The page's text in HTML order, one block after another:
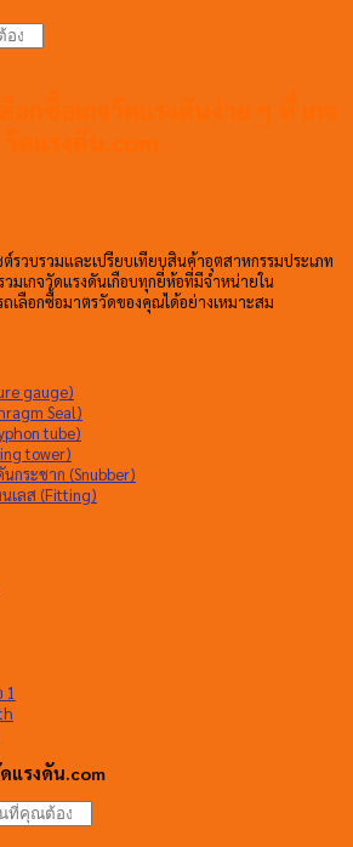
ต์รวบรวมและเปรียบเทียบสินค้าอุตสาหกรรมประเภท
วมเกจวัดแรงดันเกือบทุกยี่ห้อที่มีจำหน่ายใน
เลือกซื้อมาตรวัดของคุณได้อย่างเหมาะสม
gauge)
Seal)
tube)
tower)
กระชาก (Snubber)
เลส (Fitting)
1
ดแรงดัน.com